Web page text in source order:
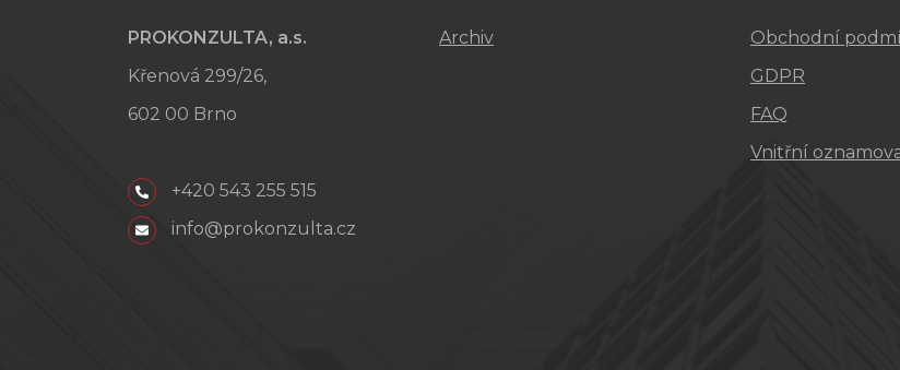
PROKONZULTA, a.s.
Křenová 299/26,
602 00 Brno
+420 543 255 515
info@prokonzulta.cz
Archiv
Obchodní
GDPR
FAQ
Vnitřní